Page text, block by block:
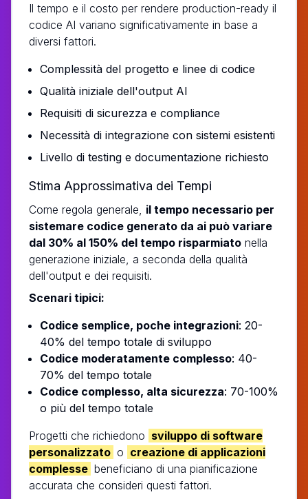
Il tempo e il costo per rendere production-ready il
codice AI variano significativamente in base a
diversi fattori.
Complessità del progetto e linee di codice
Qualità iniziale dell'output AI
Requisiti di sicurezza e compliance
Necessità di integrazione con sistemi esistenti
Livello di testing e documentazione richiesto
Stima Approssimativa dei Tempi
Come regola generale, il tempo necessario per
sistemare codice generato da ai può variare
dal 30% al 150% del tempo risparmiato nella
generazione iniziale, a seconda della qualità
dell'output e dei requisiti.
Scenari tipici:
Codice semplice, poche integrazioni: 20-
40% del tempo totale di sviluppo
Codice moderatamente complesso: 40-
70% del tempo totale
Codice complesso, alta sicurezza: 70-100%
o più del tempo totale
Progetti che richiedono sviluppo di software
personalizzato o creazione di applicazioni
complesse beneficiano di una pianificazione
accurata che consideri questi fattori.